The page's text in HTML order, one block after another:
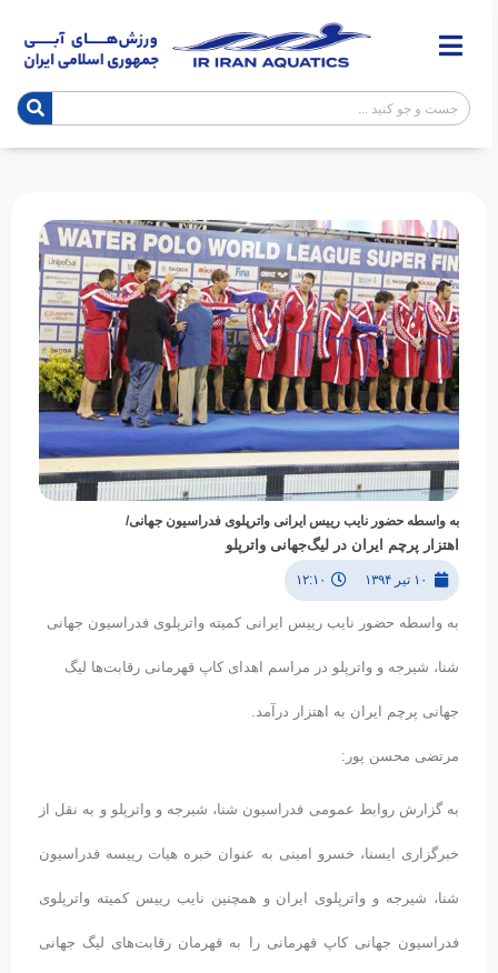
به واسطه حضور نایب رییس ایرانی واترپلوی فدراسیون جهانی/
اهتزار پرچم ایران در لیگ‌جهانی واترپلو
۱۰ تیر ۱۳۹۴ ۱۲:۱۰
به واسطه حضور نایب رییس ایرانی کمیته واترپلوی فدراسیون جهانی
شنا، شیرجه و واترپلو در مراسم اهدای کاپ قهرمانی رقابت‌ها لیگ
جهانی پرچم ایران به اهتزار درآمد.
مرتضی محسن پور:
به گزارش روابط عمومی فدراسیون شنا، شیرجه و واترپلو و به نقل از
خبرگزاری ایسنا، خسرو امینی به عنوان خبره هیات رییسه فدراسیون
شنا،‌ شیرجه و واترپلوی ایران و همچنین نایب رییس کمیته واترپلوی
فدراسیون جهانی کاپ قهرمانی را به قهرمان رقابت‌های لیگ جهانی